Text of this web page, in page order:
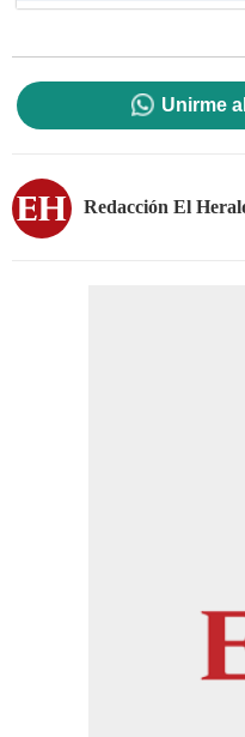
Unirme
Redacción El